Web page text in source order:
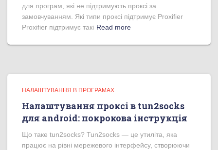
для програм, які не підтримують проксі за
замовчуванням. Які типи проксі підтримує Proxifier
Proxifier підтримує такі Read more
НАЛАШТУВАННЯ В ПРОГРАМАХ
Налаштування проксі в tun2socks
для android: покрокова інструкція
Що таке tun2socks? Tun2socks — це утиліта, яка
працює на рівні мережевого інтерфейсу, створюючи